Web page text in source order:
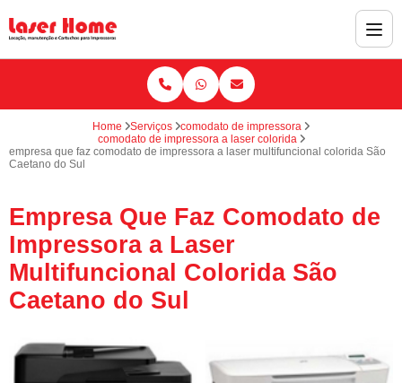
Home Serviços
comodato de impressora
comodato de impressora a laser colorida
empresa que faz comodato de impressora a laser multifuncional colorida São
Caetano do Sul
Empresa Que Faz Comodato de
Impressora a Laser
Multifuncional Colorida São
Caetano do Sul